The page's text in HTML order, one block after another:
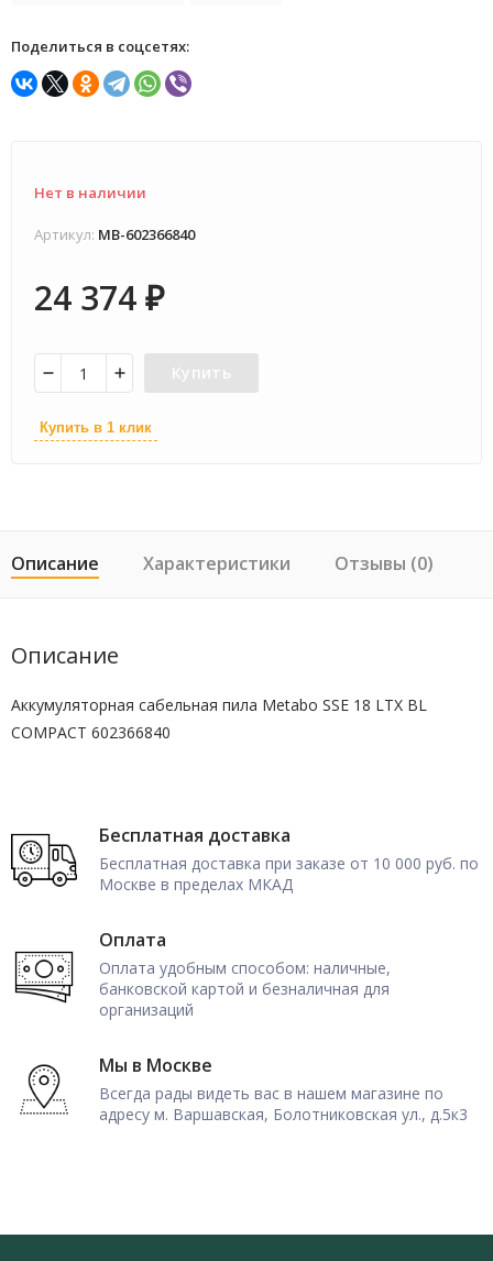
Поделиться в соцсетях:
Нет в наличии
Артикул: MB-602366840
24 374 ₽
Купить
Купить в 1 клик
Описание Характеристики Отзывы (0)
Описание
Аккумуляторная сабельная пила Metabo SSE 18 LTX BL
COMPACT 602366840
Бесплатная доставка
Бесплатная доставка при заказе от 10 000 руб. по
Москве в пределах МКАД
Оплата
Оплата удобным способом: наличные,
банковской картой и безналичная для
организаций
Мы в Москве
Всегда рады видеть вас в нашем магазине по
адресу м. Варшавская, Болотниковская ул., д.5к3